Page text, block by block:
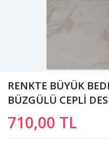
RENKTE BÜYÜK
BÜZGÜLÜ CEPLİ
710,00 TL